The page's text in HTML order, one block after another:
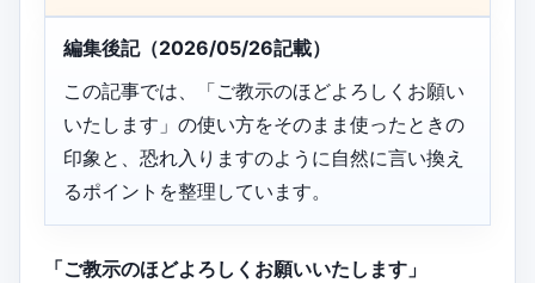
編集後記（2026/05/26記載）
この記事では、「ご教示のほどよろしくお願い
いたします」の使い方をそのまま使ったときの
印象と、恐れ入りますのように自然に言い換え
るポイントを整理しています。
「ご教示のほどよろしくお願いいたします」